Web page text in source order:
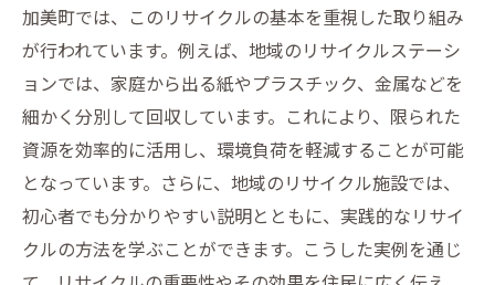
高価買取を目指すための不用品管理術
買取価格を最大化するためのコツとは
加美町の買取業者利用時の注意点
不用品を現金化するための賢い方法
持続可能な生活を支える加美町のリサイクルシ
ョップ事情
地元のリサイクルショップの特徴と魅力
加美町で持続可能なライフスタイルを実現
加美町では、このリサイクルの基本を重視した取り組み
が行われています。例えば、地域のリサイクルステーシ
ョンでは、家庭から出る紙やプラスチック、金属などを
細かく分別して回収しています。これにより、限られた
資源を効率的に活用し、環境負荷を軽減することが可能
となっています。さらに、地域のリサイクル施設では、
初心者でも分かりやすい説明とともに、実践的なリサイ
クルの方法を学ぶことができます。こうした実例を通じ